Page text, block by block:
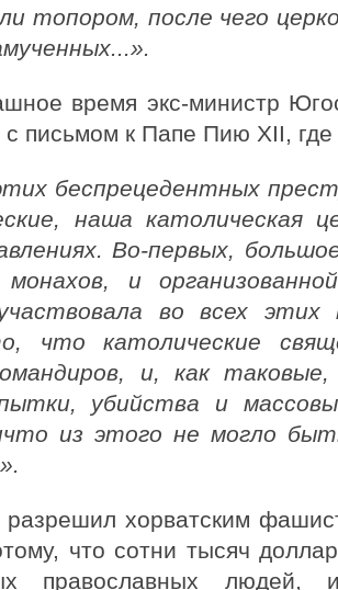
топором, после чего
время экс-министр
с письмом к Папе Пию XII,
беспрецедентных
наша католическая
Во-первых,
монахов, и
во всех этих
что католические
и, как
убийства и
из этого не могло
хорватским
что сотни тысяч
православных людей,